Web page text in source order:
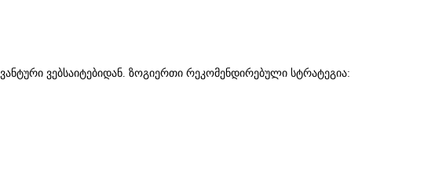
ვებსაიტებიდან. ზოგიერთი რეკომენდირებული სტრატეგია: